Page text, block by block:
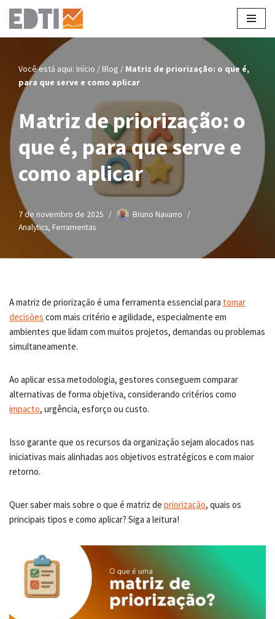
Pular
conteúdo
Você está aqui: Início / Blog / Matriz de priorização: o que é,
para que serve e como aplicar
Matriz de priorização: o
que é, para que serve e
como aplicar
7 de novembro de 2025
Bruno Navarro
Analytics, Ferramentas
A matriz de priorização é uma ferramenta essencial para tomar
decisões com mais critério e agilidade, especialmente em
ambientes que lidam com muitos projetos, demandas ou problemas
simultaneamente.
Ao aplicar essa metodologia, gestores conseguem comparar
alternativas de forma objetiva, considerando critérios como
impacto, urgência, esforço ou custo.
Isso garante que os recursos da organização sejam alocados nas
iniciativas mais alinhadas aos objetivos estratégicos e com maior
retorno.
Quer saber mais sobre o que é matriz de priorização, quais os
principais tipos e como aplicar? Siga a leitura!